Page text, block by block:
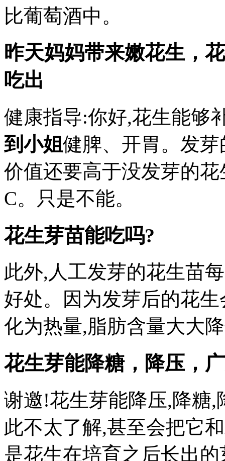
比葡萄酒中。
昨天妈妈带来嫩花生，
吃出
健康指导:你好,花生能够
到小姐健脾、开胃。发
价值还要高于没发芽的
C。只是不能。
花生芽苗能吃吗?
此外,人工发芽的花生苗
好处。因为发芽后的花
化为热量,脂肪含量大大
花生芽能降糖，降压，
谢邀!花生芽能降压,降糖
此不太了解,甚至会把它
是花生在培育之后长出